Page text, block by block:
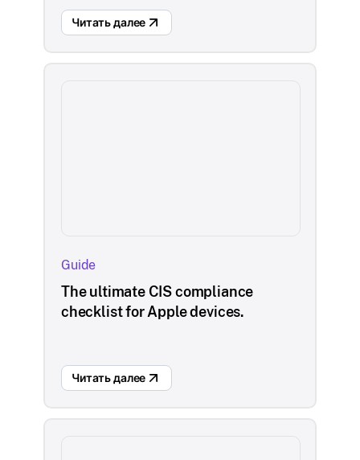
Читать далее
Guide
The ultimate CIS compliance
checklist for Apple devices.
Читать далее